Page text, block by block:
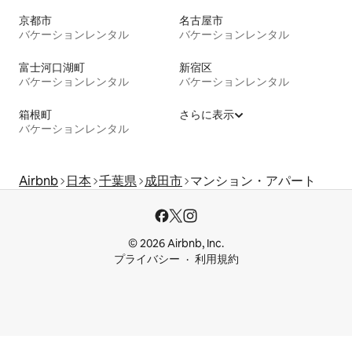
京都市
バケーションレンタル
名古屋市
バケーションレンタル
富士河口湖町
バケーションレンタル
新宿区
バケーションレンタル
箱根町
バケーションレンタル
さらに表示
Airbnb 日本 千葉県 成田市 マンション・アパート
© 2026 Airbnb, Inc.
プライバシー
利用規約